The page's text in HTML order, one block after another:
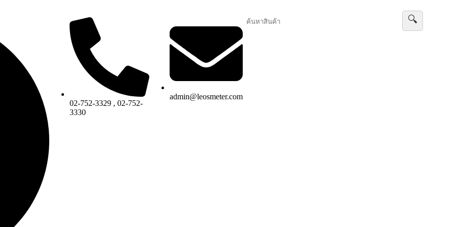
02-752-3329 , 02-752-
3330
admin@leosmeter.com
🔍